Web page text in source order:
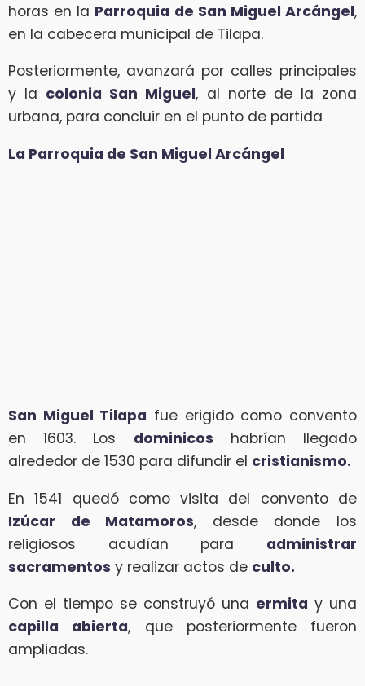
horas en la Parroquia de San Miguel Arcángel,
en la cabecera municipal de Tilapa.
Posteriormente, avanzará por calles principales
y la colonia San Miguel, al norte de la zona
urbana, para concluir en el punto de partida
La Parroquia de San Miguel Arcángel
San Miguel Tilapa fue erigido como convento
en 1603. Los dominicos habrían llegado
alrededor de 1530 para difundir el cristianismo.
En 1541 quedó como visita del convento de
Izúcar de Matamoros, desde donde los
religiosos acudían para administrar
sacramentos y realizar actos de culto.
Con el tiempo se construyó una ermita y una
capilla abierta, que posteriormente fueron
ampliadas.